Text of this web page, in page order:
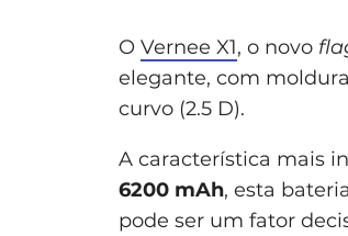
O Vernee X1, o novo
elegante, com
curvo (2.5 D).
A característica mais
6200 mAh, esta
pode ser um fator